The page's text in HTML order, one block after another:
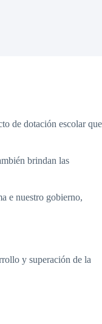
de dotación escolar que
brindan las
e nuestro gobierno,
y superación de la